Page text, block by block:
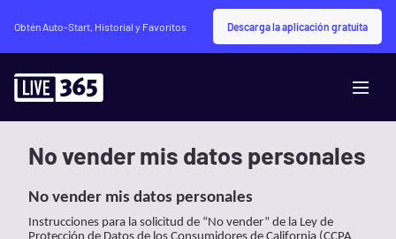
Obtén Auto-Start, Historial y Favoritos Descarga la aplicación gratuita
No vender mis datos personales
No vender mis datos personales
Instrucciones para la solicitud de “No vender” de la Ley de